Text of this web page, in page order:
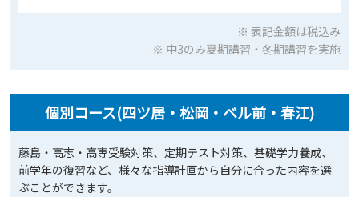
※ 表記金額は税込み
※ 中3のみ夏期講習・冬期講習を実施
個別コース(四ツ居・松岡・ベル前・春江)
藤島・高志・高専受験対策、定期テスト対策、基礎学力養成、
前学年の復習など、様々な指導計画から自分に合った内容を選
ぶことができます。